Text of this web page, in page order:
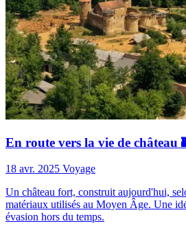
En route vers la vie de château
18 avr. 2025 Voyage
Un château fort, construit aujourd'hui,
matériaux utilisés au Moyen Âge. Une
évasion hors du temps.